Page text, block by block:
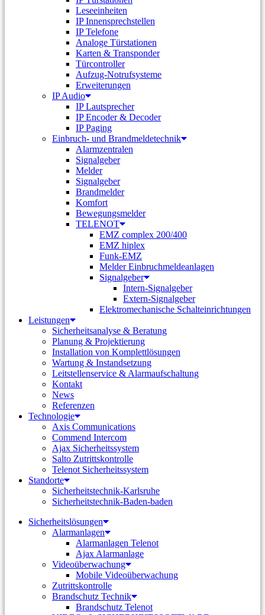
Leseeinheiten
IP Innensprechstellen
IP Telefone
Analoge Türstationen
Karten & Transponder
Türcontroller
Aufzug-Notrufsysteme
Erweiterungen
IP Audio
IP Lautsprecher
IP Encoder & Decoder
IP Paging
Einbruch- und Brandmeldetechnik
Alarmzentralen
Signalgeber
Melder
Signalgeber
Brandmelder
Komfort
Bewegungsmelder
TELENOT
EMZ complex 200/400
EMZ hiplex
Funk-EMZ
Melder Einbruchmeldeanlagen
Signalgeber
Intern-Signalgeber
Extern-Signalgeber
Elektromechanische Schalteinrichtungen
Leistungen
Sicherheitsanalyse & Beratung
Planung & Projektierung​
Installation von Komplettlösungen
Wartung & Instandsetzung
Leitstellenservice & Alarmaufschaltung
Kontakt
News
Referenzen
Technologie
Axis Communications
Commend Intercom
Ajax Sicherheitssystem​
Salto Zutrittskontrolle
Telenot Sicherheitssystem
Standorte
Sicherheitstechnik-Karlsruhe
Sicherheitstechnik-Baden-baden
Sicherheitslösungen
Alarmanlagen
Alarmanlagen Telenot
Ajax Alarmanlage
Videoüberwachung
Mobile Videoüberwachung
Zutrittskontrolle
Brandschutz Technik
Brandschutz Telenot